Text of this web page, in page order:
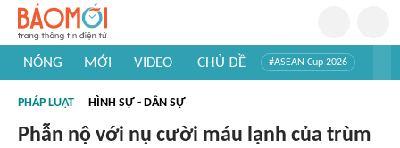
NÓNG MỚI VIDEO CHỦ ĐỀ #ASEAN Cup 2026
#Khám phá thế giới
PHÁP LUẬT HÌNH SỰ - DÂN SỰ
Phẫn nộ với nụ cười máu lạnh của trùm